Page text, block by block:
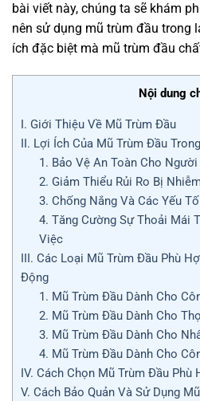
bài viết này, chúng ta sẽ khám
nên sử dụng mũ trùm đầu trong
ích đặc biệt mà mũ trùm đầu
Nội dung
I. Giới Thiệu Về Mũ Trùm Đầu
II. Lợi Ích Của Mũ Trùm Đầu
1. Bảo Vệ An Toàn Cho
2. Giảm Thiểu Rủi Ro Bị
3. Chống Nắng Và Các Yếu
4. Tăng Cường Sự Thoải Mái
Việc
III. Các Loại Mũ Trùm Đầu Phù
Động
1. Mũ Trùm Đầu Dành Cho
2. Mũ Trùm Đầu Dành Cho
3. Mũ Trùm Đầu Dành Cho
4. Mũ Trùm Đầu Dành Cho
IV. Cách Chọn Mũ Trùm Đầu Phù
V. Cách Bảo Quản Và Sử Dụng